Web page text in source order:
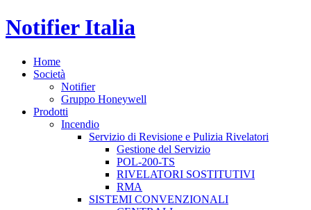
Notifier Italia
Home
Società
Notifier
Gruppo Honeywell
Prodotti
Incendio
Servizio di Revisione e Pulizia Rivelatori
Gestione del Servizio
POL-200-TS
RIVELATORI SOSTITUTIVI
RMA
SISTEMI CONVENZIONALI